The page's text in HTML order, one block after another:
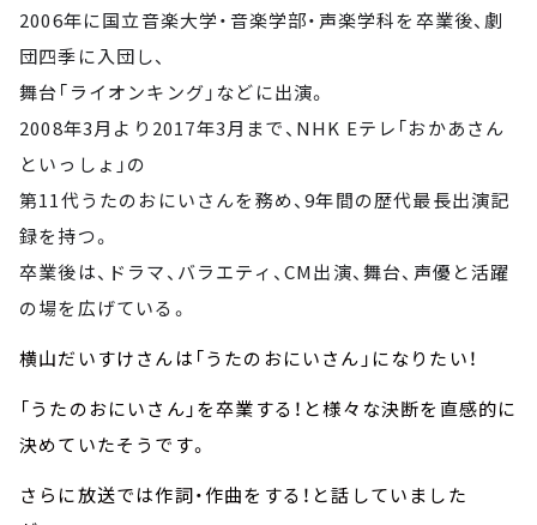
2006年に国立音楽大学・音楽学部・声楽学科を卒業後、劇
団四季に入団し、
舞台「ライオンキング」などに出演。
2008年3月より2017年3月まで、NHK Eテレ「おかあさん
といっしょ」の
第11代うたのおにいさんを務め、9年間の歴代最長出演記
録を持つ。
卒業後は、ドラマ、バラエティ、CM出演、舞台、声優と活躍
の場を広げている。
横山だいすけさんは「うたのおにいさん」になりたい！
「うたのおにいさん」を卒業する！と様々な決断を直感的に
決めていたそうです。
さらに放送では作詞・作曲をする！と話していました